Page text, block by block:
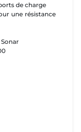
de charge
une résistance